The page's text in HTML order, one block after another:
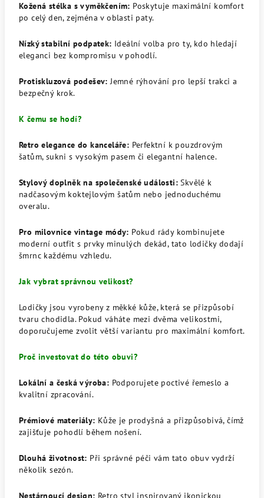
Kožená stélka s vyměkčením: Poskytuje maximální komfort
po celý den, zejména v oblasti paty.
Nízký stabilní podpatek: Ideální volba pro ty, kdo hledají
eleganci bez kompromisu v pohodlí.
Protiskluzová podešev: Jemné rýhování pro lepší trakci a
bezpečný krok.
K čemu se hodí?
Retro elegance do kanceláře: Perfektní k pouzdrovým
šatům, sukni s vysokým pasem či elegantní halence.
Stylový doplněk na společenské události: Skvělé k
nadčasovým koktejlovým šatům nebo jednoduchému
overalu.
Pro milovnice vintage módy: Pokud rády kombinujete
moderní outfit s prvky minulých dekád, tato lodičky dodají
šmrnc každému vzhledu.
Jak vybrat správnou velikost?
Lodičky jsou vyrobeny z měkké kůže, která se přizpůsobí
tvaru chodidla. Pokud váháte mezi dvěma velikostmi,
doporučujeme zvolit větší variantu pro maximální komfort.
Proč investovat do této obuvi?
Lokální a česká výroba: Podporujete poctivé řemeslo a
kvalitní zpracování.
Prémiové materiály: Kůže je prodyšná a přizpůsobivá, čímž
zajišťuje pohodlí během nošení.
Dlouhá životnost: Při správné péči vám tato obuv vydrží
několik sezón.
Nestárnoucí design: Retro styl inspirovaný ikonickou